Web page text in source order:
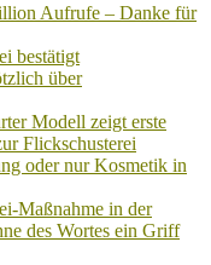
Aufrufe – Danke für
bestätigt
über
Modell zeigt erste
Flickschusterei
oder nur Kosmetik in
Maßnahme in der
des Wortes ein Griff